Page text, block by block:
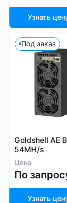
SHA-256
Scrypt
Kadena
Eaglesong
Узнать
Под заказ
Goldshell AE
54MH/s
Цена
По
Узнать